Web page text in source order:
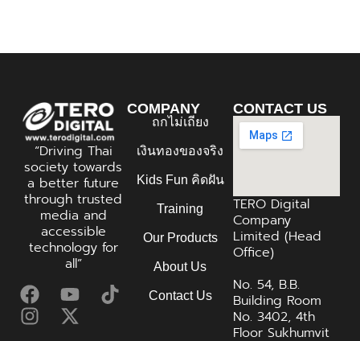
“Driving Thai
society towards
a better future
through trusted
media and
accessible
technology for
all”
COMPANY
ถกไม่เถียง
เงินทองของจริง
Kids Fun คิดฝัน
Training
Our Products
About Us
Contact Us
CONTACT US
TERO Digital
Company
Limited (Head
Office)
No. 54, B.B.
Building Room
No. 3402, 4th
Floor Sukhumvit